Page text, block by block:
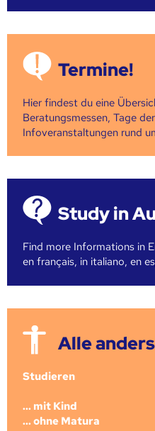
Termine!
Hier findest du eine
Beratungsmessen, Tage
Infoveranstaltungen rund
Study in
Find more Informations in
en français, in italiano, en
Alle
Studieren
... mit Kind
... ohne Matura